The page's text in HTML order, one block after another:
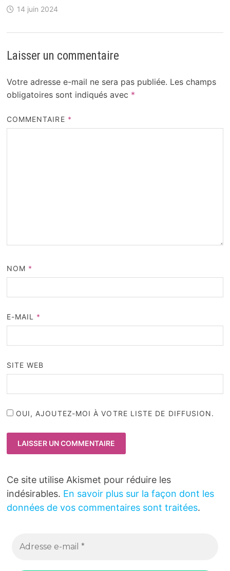
14 juin 2024
Laisser un commentaire
Votre adresse e-mail ne sera pas publiée. Les champs
obligatoires sont indiqués avec *
COMMENTAIRE *
NOM *
E-MAIL *
SITE WEB
OUI, AJOUTEZ-MOI À VOTRE LISTE DE DIFFUSION.
Ce site utilise Akismet pour réduire les
indésirables. En savoir plus sur la façon dont les
données de vos commentaires sont traitées.